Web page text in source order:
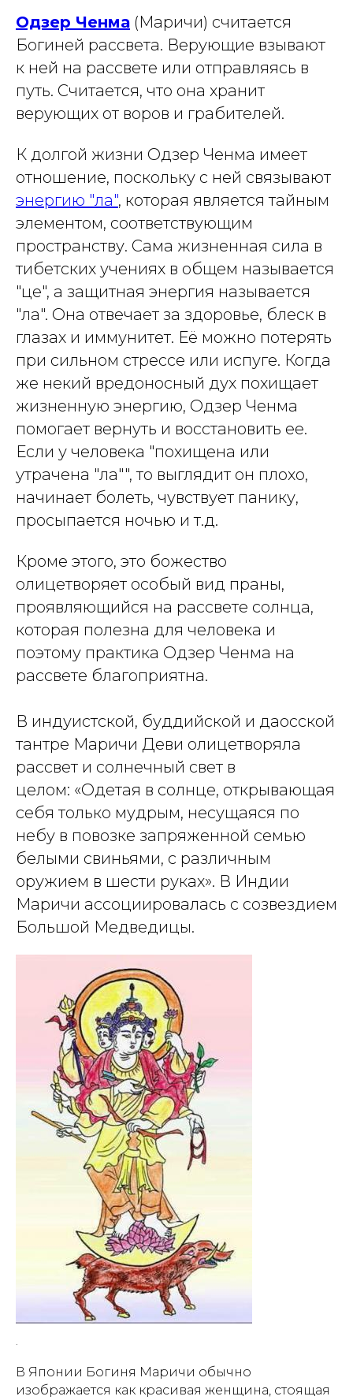
Одзер Ченма (Маричи) считается
Богиней рассвета. Верующие взывают
к ней на рассвете или отправляясь в
путь. Считается, что она хранит
верующих от воров и грабителей.
К долгой жизни Одзер Ченма имеет
отношение, поскольку с ней связывают
энергию "ла", которая является тайным
элементом, соответствующим
пространству. Сама жизненная сила в
тибетских учениях в общем называется
"це", а защитная энергия называется
"ла". Она отвечает за здоровье, блеск в
глазах и иммунитет. Её можно потерять
при сильном стрессе или испуге. Когда
же некий вредоносный дух похищает
жизненную энергию, Одзер Ченма
помогает вернуть и восстановить ее.
Если у человека "похищена или
утрачена "ла"", то выглядит он плохо,
начинает болеть, чувствует панику,
просыпается ночью и т.д.
Кроме этого, это божество
олицетворяет особый вид праны,
проявляющийся на рассвете солнца,
которая полезна для человека и
поэтому практика Одзер Ченма на
рассвете благоприятна.
В индуистской, буддийской и даосской
тантре Маричи Деви олицетворяла
рассвет и солнечный свет в
целом: «Одетая в солнце, открывающая
себя только мудрым, несущаяся по
небу в повозке запряженной семью
белыми свиньями, с различным
оружием в шести руках». В Индии
Маричи ассоциировалась с созвездием
Большой Медведицы.
.
В Японии Богиня Маричи обычно
изображается как красивая женщина, стоящая